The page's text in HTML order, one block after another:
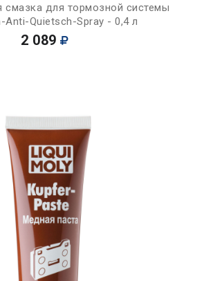
смазка для тормозной системы
Anti-Quietsch-Spray - 0,4 л
2 089